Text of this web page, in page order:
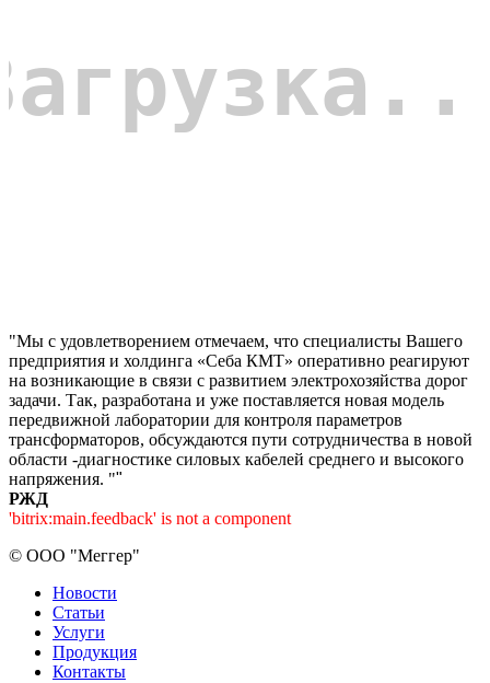
"Мы с удовлетворением отмечаем, что специалисты Вашего
предприятия и холдинга «Себа КМТ» оперативно реагируют
на возникающие в связи с развитием электрохозяйства дорог
задачи. Так, разработана и уже поставляется новая модель
передвижной лаборатории для контроля параметров
трансформаторов, обсуждаются пути сотрудничества в новой
области -диагностике силовых кабелей среднего и высокого
напряжения. ""
РЖД
'bitrix:main.feedback' is not a component
© ООО "Меггер"
Новости
Статьи
Услуги
Продукция
Контакты